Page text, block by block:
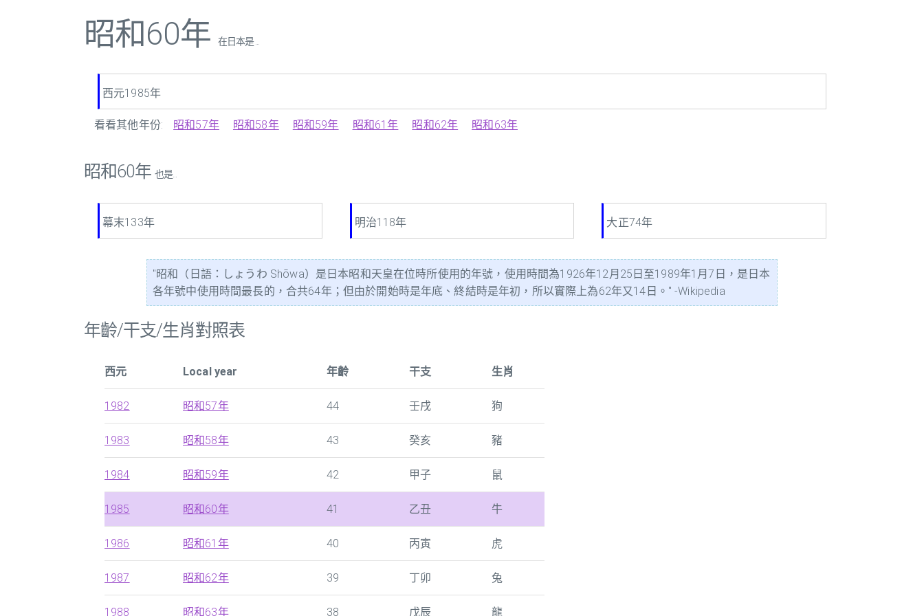
昭和60年 在日本是 ...
西元1985年
看看其他年份: 昭和57年 昭和58年 昭和59年 昭和61年 昭和62年 昭和63年
昭和60年 也是...
幕末133年 明治118年 大正74年
"昭和（日語：しょうわ Shōwa）是日本昭和天皇在位時所使用的年號，使用時間為1926年12月25日至1989年1月7日，是日本
各年號中使用時間最長的，合共64年；但由於開始時是年底、終結時是年初，所以實際上為62年又14日。" -Wikipedia
年齡/干支/生肖對照表
西元 Local year 年齡 干支 生肖
1982 昭和57年 44 壬戌 狗
1983 昭和58年 43 癸亥 豬
1984 昭和59年 42 甲子 鼠
1985 昭和60年 41 乙丑 牛
1986 昭和61年 40 丙寅 虎
1987 昭和62年 39 丁卯 兔
1988 昭和63年 38 戊辰 龍